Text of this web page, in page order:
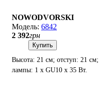
NOWODVORSKI
6842
2 392грн
Купить
Высота: 21 см; отступ: 21 см;
лампы: 1 х GU10 х 35 Вт.